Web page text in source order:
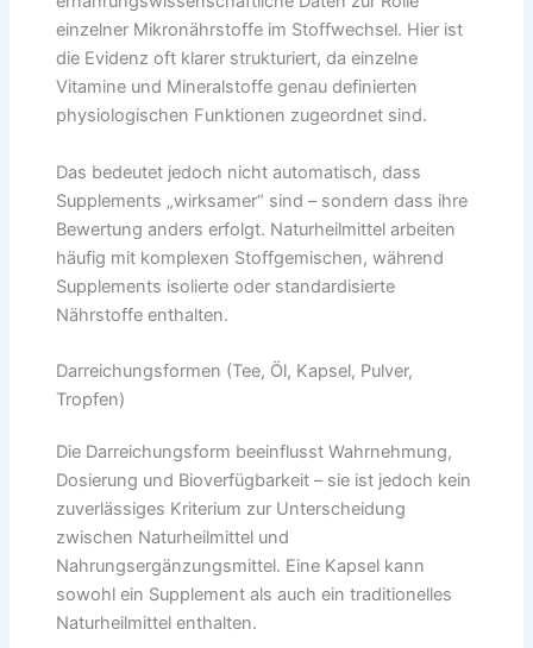
einzelner Mikronährstoffe im Stoffwechsel. Hier ist
die Evidenz oft klarer strukturiert, da einzelne
Vitamine und Mineralstoffe genau definierten
physiologischen Funktionen zugeordnet sind.
Das bedeutet jedoch nicht automatisch, dass
Supplements „wirksamer“ sind – sondern dass ihre
Bewertung anders erfolgt. Naturheilmittel arbeiten
häufig mit komplexen Stoffgemischen, während
Supplements isolierte oder standardisierte
Nährstoffe enthalten.
Darreichungsformen (Tee, Öl, Kapsel, Pulver,
Tropfen)
Die Darreichungsform beeinflusst Wahrnehmung,
Dosierung und Bioverfügbarkeit – sie ist jedoch kein
zuverlässiges Kriterium zur Unterscheidung
zwischen Naturheilmittel und
Nahrungsergänzungsmittel. Eine Kapsel kann
sowohl ein Supplement als auch ein traditionelles
Naturheilmittel enthalten.